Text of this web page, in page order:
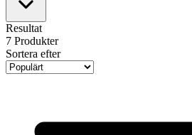
Resultat
7 Produkter
Sortera efter